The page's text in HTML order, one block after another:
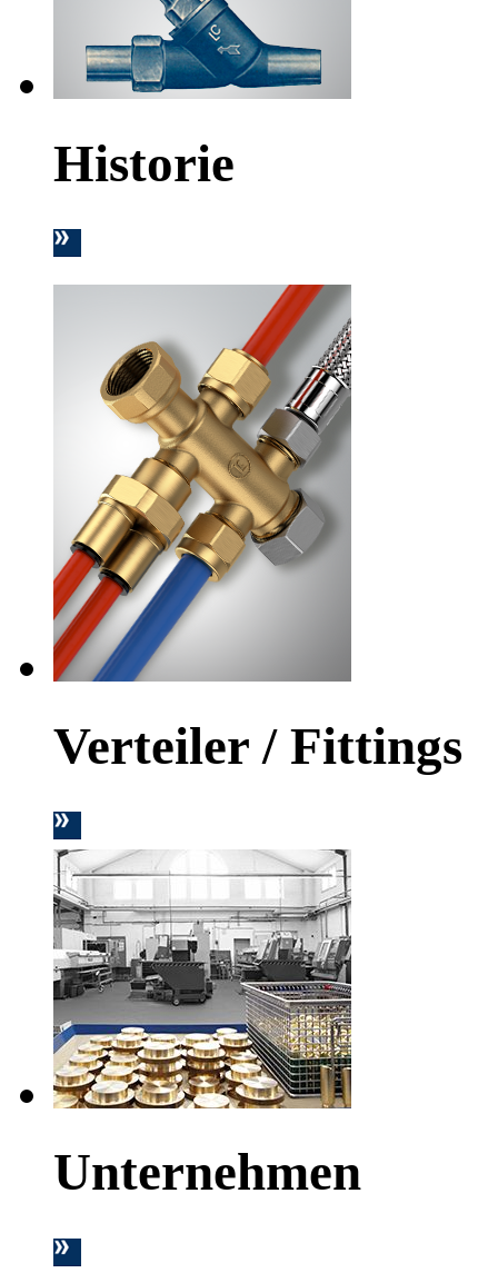
Historie
Verteiler / Fittings
Unternehmen